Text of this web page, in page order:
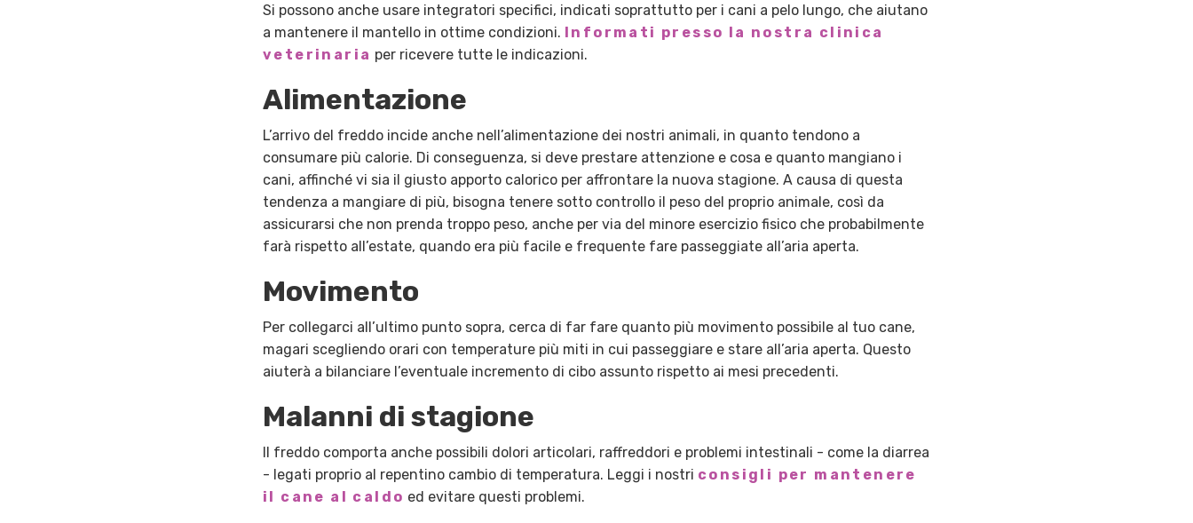
Si possono anche usare integratori specifici, indicati soprattutto per i cani a pelo lungo, che aiutano
a mantenere il mantello in ottime condizioni. Informati presso la nostra clinica
veterinaria per ricevere tutte le indicazioni.
Alimentazione
L’arrivo del freddo incide anche nell’alimentazione dei nostri animali, in quanto tendono a
consumare più calorie. Di conseguenza, si deve prestare attenzione e cosa e quanto mangiano i
cani, affinché vi sia il giusto apporto calorico per affrontare la nuova stagione. A causa di questa
tendenza a mangiare di più, bisogna tenere sotto controllo il peso del proprio animale, così da
assicurarsi che non prenda troppo peso, anche per via del minore esercizio fisico che probabilmente
farà rispetto all’estate, quando era più facile e frequente fare passeggiate all’aria aperta.
Movimento
Per collegarci all’ultimo punto sopra, cerca di far fare quanto più movimento possibile al tuo cane,
magari scegliendo orari con temperature più miti in cui passeggiare e stare all’aria aperta. Questo
aiuterà a bilanciare l’eventuale incremento di cibo assunto rispetto ai mesi precedenti.
Malanni di stagione
Il freddo comporta anche possibili dolori articolari, raffreddori e problemi intestinali - come la diarrea
- legati proprio al repentino cambio di temperatura. Leggi i nostri consigli per mantenere
il cane al caldo ed evitare questi problemi.